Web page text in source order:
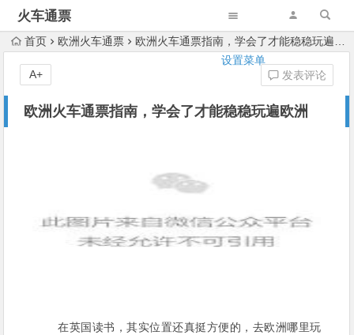
火车通票
设置菜单
首页 欧洲火车通票 欧洲火车通票指南，学会了才能稳稳玩遍欧洲
欧洲火车通票指南，学会了才能稳稳玩遍欧洲
发表评论
A+
在英国读书，其实位置还真挺方便的，去欧洲哪里玩